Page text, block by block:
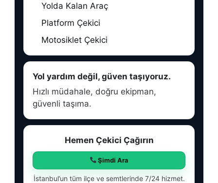
Yolda Kalan Araç
Platform Çekici
Motosiklet Çekici
Yol yardım değil, güven taşıyoruz.
Hızlı müdahale, doğru ekipman,
güvenli taşıma.
Hemen Çekici Çağırın
Şimdi Ara
İstanbul’un tüm ilçe ve semtlerinde 7/24 hizmet.